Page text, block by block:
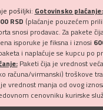
pošiljki: Gotovinsko plaćanje:
RSD (plaćanje pouzećem
snosi prodavac. Za pakete
isporuke je fiksna i iznosi
i naplaćuje se kupcu po
Paketi čija je vrednost
računa/virmanski) troškove
vrednost manja od ovog
cenovniku kurirske